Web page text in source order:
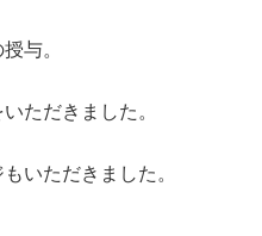
与。
ただきました。
いただきました。